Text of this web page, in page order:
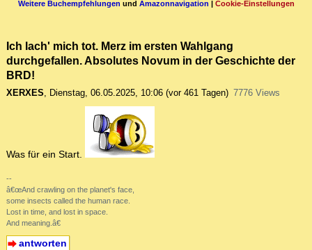
Weitere Buchempfehlungen und Amazonnavigation | Cookie-Einstellungen
Ich lach' mich tot. Merz im ersten Wahlgang
durchgefallen. Absolutes Novum in der Geschichte der
BRD!
XERXES, Dienstag, 06.05.2025, 10:06 (vor 461 Tagen) 7776 Views
Was für ein Start.
--
â€œAnd crawling on the planet's face,
some insects called the human race.
Lost in time, and lost in space.
And meaning.â€
antworten